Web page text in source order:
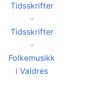
Tidsskrifter
·
Tidsskrifter
·
Folkemusikk
i Valdres